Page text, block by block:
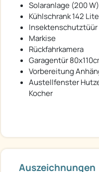
Solaranlage (200 W)
Kühlschrank 142
Insektenschutztüür
Markise
Rückfahrkamera
Garagentür
Vorbereitung
Austellfenster
Kocher
Auszeichnungen